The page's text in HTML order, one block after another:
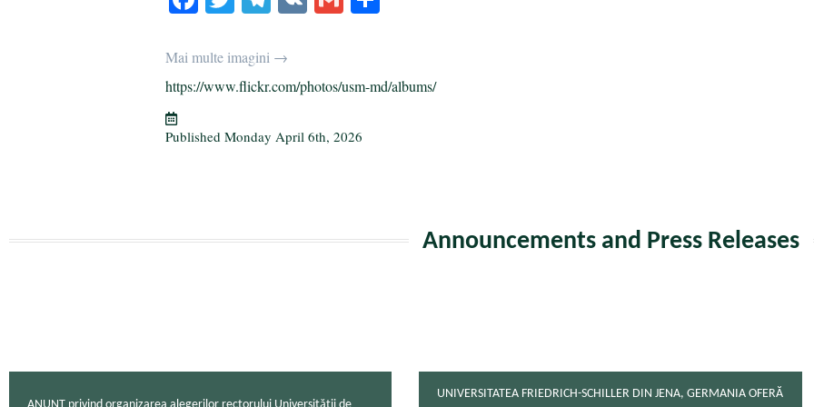
bo
ok
tte
r
gr
a
Mai multe imagini →
https://www.flickr.com/photos/usm-md/albums/
Published Monday April 6th, 2026
Announcements and Press Releases
UNIVERSITATEA FRIEDRICH-SCHILLER DIN JENA, GERMANIA OFERĂ